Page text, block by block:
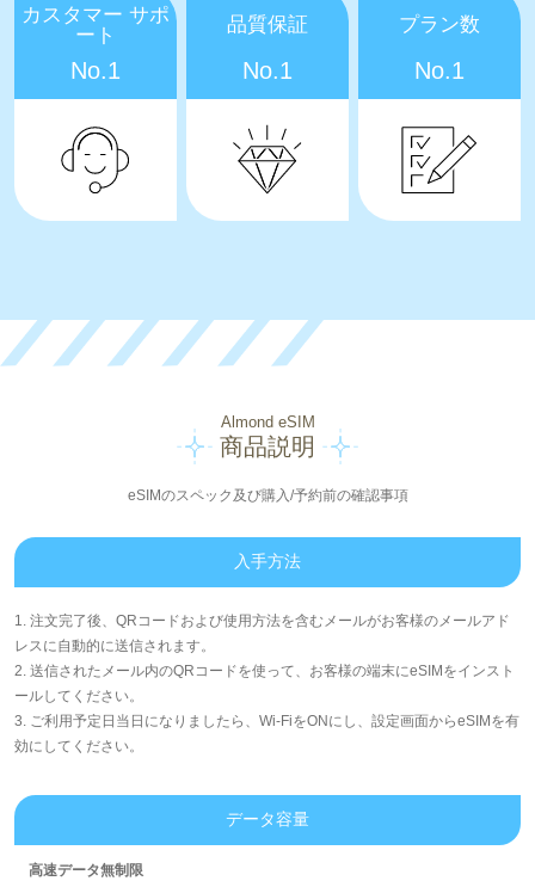
カスタマー サポ
ート
No.1
品質保証
No.1
プラン数
No.1
Almond eSIM
商品説明
eSIMのスペック及び購入/予約前の確認事項
入手方法
1. 注文完了後、QRコードおよび使用方法を含むメールがお客様のメールアド
レスに自動的に送信されます。
2. 送信されたメール内のQRコードを使って、お客様の端末にeSIMをインスト
ールしてください。
3. ご利用予定日当日になりましたら、Wi-FiをONにし、設定画面からeSIMを有
効にしてください。
データ容量
高速データ無制限